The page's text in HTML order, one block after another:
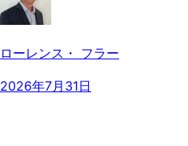
ローレンス・ フラー
2026年7月31日